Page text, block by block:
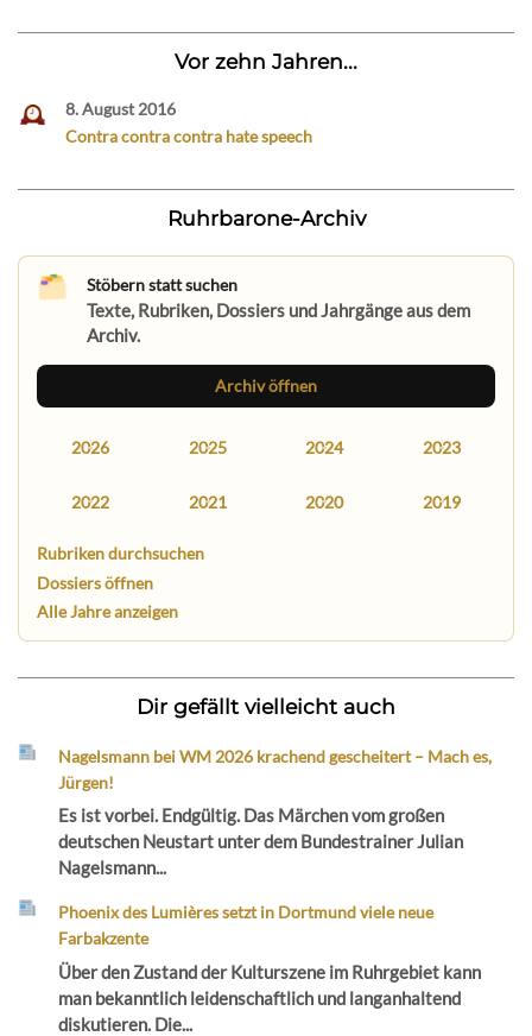
Vor zehn Jahren...
8. August 2016
Contra contra contra hate speech
Ruhrbarone-Archiv
Stöbern statt suchen
Texte, Rubriken, Dossiers und Jahrgänge aus dem
Archiv.
Archiv öffnen
2026 2025 2024 2023
2022 2021 2020 2019
Rubriken durchsuchen
Dossiers öffnen
Alle Jahre anzeigen
Dir gefällt vielleicht auch
Nagelsmann bei WM 2026 krachend gescheitert – Mach es,
Jürgen!
Es ist vorbei. Endgültig. Das Märchen vom großen
deutschen Neustart unter dem Bundestrainer Julian
Nagelsmann...
Phoenix des Lumières setzt in Dortmund viele neue
Farbakzente
Über den Zustand der Kulturszene im Ruhrgebiet kann
man bekanntlich leidenschaftlich und langanhaltend
diskutieren. Die...